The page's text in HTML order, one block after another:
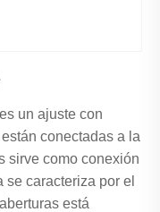
un ajuste con
conectadas a la
sirve como conexión
se caracteriza por el
está